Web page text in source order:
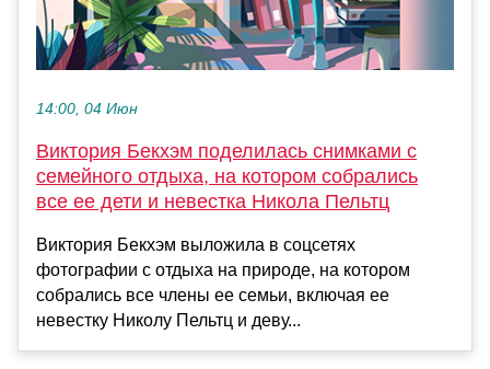
14:00, 04 Июн
Виктория Бекхэм поделилась снимками с
семейного отдыха, на котором собрались
все ее дети и невестка Никола Пельтц
Виктория Бекхэм выложила в соцсетях
фотографии с отдыха на природе, на котором
собрались все члены ее семьи, включая ее
невестку Николу Пельтц и деву...